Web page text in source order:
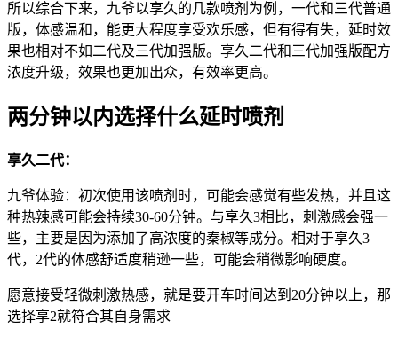
所以综合下来，九爷以享久的几款喷剂为例，一代和三代普通
版，体感温和，能更大程度享受欢乐感，但有得有失，延时效
果也相对不如二代及三代加强版。享久二代和三代加强版配方
浓度升级，效果也更加出众，有效率更高。
两分钟以内选择什么延时喷剂
享久二代：
九爷体验：初次使用该喷剂时，可能会感觉有些发热，并且这
种热辣感可能会持续30-60分钟。与享久3相比，刺激感会强一
些，主要是因为添加了高浓度的秦椒等成分。相对于享久3
代，2代的体感舒适度稍逊一些，可能会稍微影响硬度。
愿意接受轻微刺激热感，就是要开车时间达到20分钟以上，那
选择享2就符合其自身需求